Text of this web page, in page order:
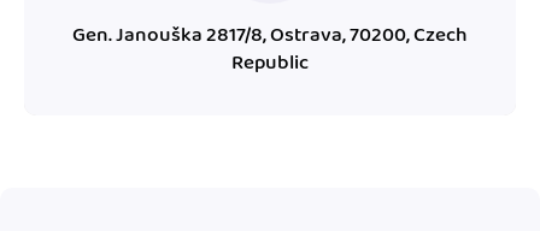
Gen. Janouška 2817/8, Ostrava, 70200, Czech
Republic